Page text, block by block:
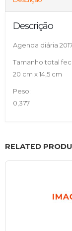
Descrição
Agenda diária
Tamanho total
20 cm x 14,5 cm
Peso:
0,377
RELATED